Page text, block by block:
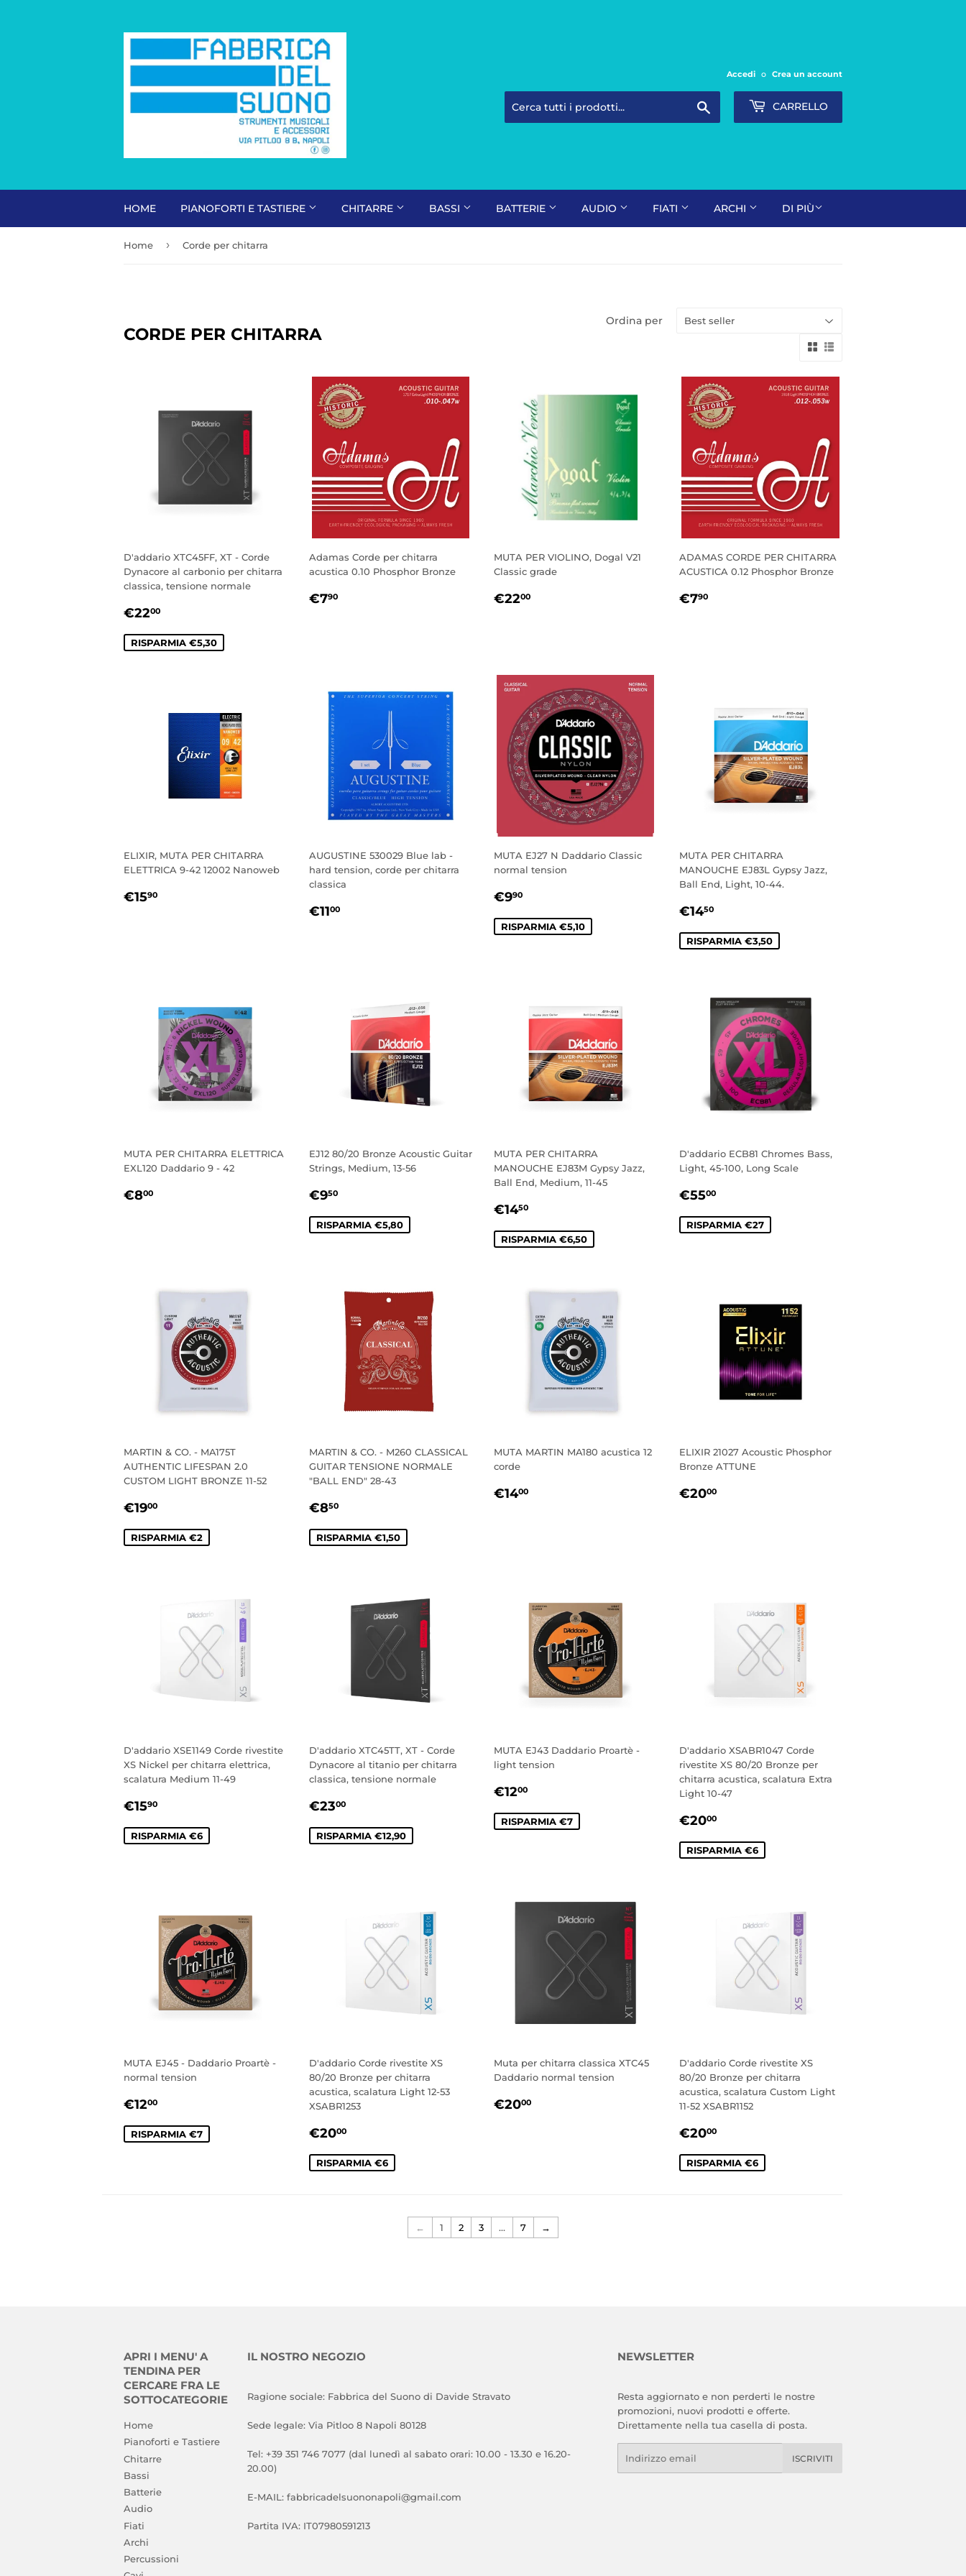
Accedi o Crea un account
CARRELLO
HOME PIANOFORTI E TASTIERE CHITARRE BASSI BATTERIE AUDIO FIATI ARCHI DI PIÙ
Home › Corde per chitarra
CORDE PER CHITARRA
Ordina per
D'addario XTC45FF, XT - Corde
Dynacore al carbonio per chitarra
classica, tensione normale
PREZZO
€2200
RISPARMIA €5,30
Adamas Corde per chitarra
acustica 0.10 Phosphor Bronze
PREZZO
€790€7,90
MUTA PER VIOLINO, Dogal V21
Classic grade
PREZZO
€2200
ADAMAS CORDE PER CHITARRA
ACUSTICA 0.12 Phosphor Bronze
PREZZO
€790€7,90
ELIXIR, MUTA PER CHITARRA
ELETTRICA 9-42 12002 Nanoweb
PREZZO
€1590
AUGUSTINE 530029 Blue lab -
hard tension, corde per chitarra
classica
PREZZO
€1100€11,00
MUTA EJ27 N Daddario Classic
normal tension
PREZZO
€990
RISPARMIA €5,10
MUTA PER CHITARRA
MANOUCHE EJ83L Gypsy Jazz,
Ball End, Light, 10-44.
PREZZO
€1450€14,50
RISPARMIA €3,50
MUTA PER CHITARRA ELETTRICA
EXL120 Daddario 9 - 42
PREZZO
€800
EJ12 80/20 Bronze Acoustic Guitar
Strings, Medium, 13-56
PREZZO
€950€9,50
RISPARMIA €5,80
MUTA PER CHITARRA
MANOUCHE EJ83M Gypsy Jazz,
Ball End, Medium, 11-45
PREZZO
€1450
RISPARMIA €6,50
D'addario ECB81 Chromes Bass,
Light, 45-100, Long Scale
PREZZO
€5500€55,00
RISPARMIA €27
MARTIN & CO. - MA175T
AUTHENTIC LIFESPAN 2.0
CUSTOM LIGHT BRONZE 11-52
PREZZO
€1900
RISPARMIA €2
MARTIN & CO. - M260 CLASSICAL
GUITAR TENSIONE NORMALE
"BALL END" 28-43
PREZZO
€850€8,50
RISPARMIA €1,50
MUTA MARTIN MA180 acustica 12
corde
PREZZO
€1400
ELIXIR 21027 Acoustic Phosphor
Bronze ATTUNE
PREZZO
€2000€20,00
D'addario XSE1149 Corde rivestite
XS Nickel per chitarra elettrica,
scalatura Medium 11-49
PREZZO
€1590
RISPARMIA €6
D'addario XTC45TT, XT - Corde
Dynacore al titanio per chitarra
classica, tensione normale
PREZZO
€2300€23,00
RISPARMIA €12,90
MUTA EJ43 Daddario Proartè -
light tension
PREZZO
€1200
RISPARMIA €7
D'addario XSABR1047 Corde
rivestite XS 80/20 Bronze per
chitarra acustica, scalatura Extra
Light 10-47
PREZZO
€2000€20,00
RISPARMIA €6
MUTA EJ45 - Daddario Proartè -
normal tension
PREZZO
€1200
RISPARMIA €7
D'addario Corde rivestite XS
80/20 Bronze per chitarra
acustica, scalatura Light 12-53
XSABR1253
PREZZO
€2000€20,00
RISPARMIA €6
Muta per chitarra classica XTC45
Daddario normal tension
PREZZO
€2000
D'addario Corde rivestite XS
80/20 Bronze per chitarra
acustica, scalatura Custom Light
11-52 XSABR1152
PREZZO
€2000€20,00
RISPARMIA €6
← 1 2 3 … 7 →
APRI I MENU' A
TENDINA PER
CERCARE FRA LE
SOTTOCATEGORIE
Home
Pianoforti e Tastiere
Chitarre
Bassi
Batterie
Audio
Fiati
Archi
Percussioni
IL NOSTRO NEGOZIO
Ragione sociale: Fabbrica del Suono di Davide Stravato
Sede legale: Via Pitloo 8 Napoli 80128
Tel: +39 351 746 7077 (dal lunedì al sabato orari: 10.00 - 13.30 e 16.20-
20.00)
E-MAIL: fabbricadelsuononapoli@gmail.com
Partita IVA: IT07980591213
NEWSLETTER
Resta aggiornato e non perderti le nostre
promozioni, nuovi prodotti e offerte.
Direttamente nella tua casella di posta.
ISCRIVITI